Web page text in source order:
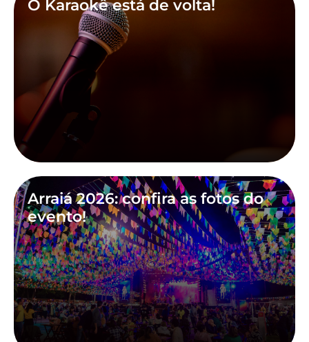
O Karaokê está de volta!
Arraiá 2026: confira as fotos do
evento!